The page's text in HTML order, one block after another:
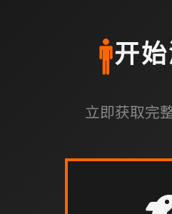
🚹开
立即获取完